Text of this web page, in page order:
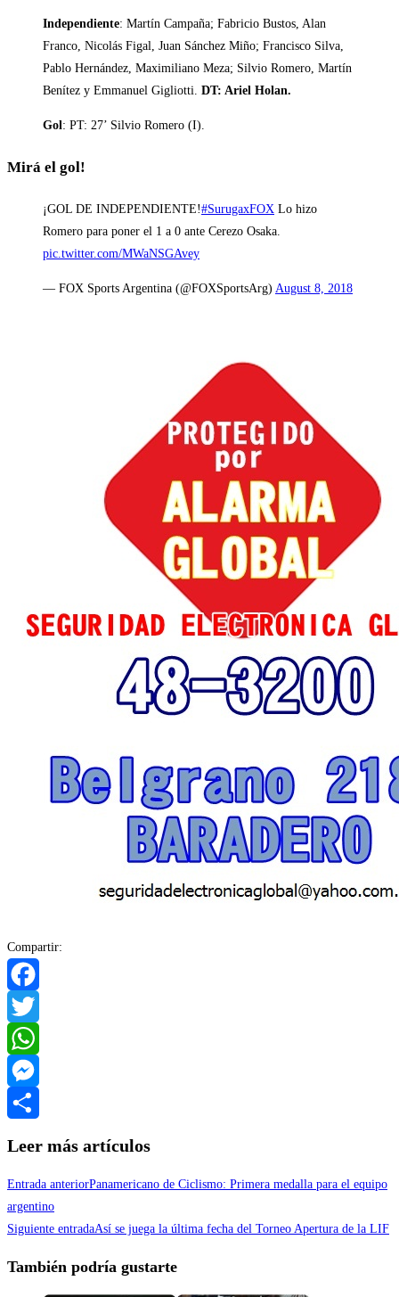
Independiente: Martín Campaña; Fabricio Bustos, Alan
Franco, Nicolás Figal, Juan Sánchez Miño; Francisco Silva,
Pablo Hernández, Maximiliano Meza; Silvio Romero, Martín
Benítez y Emmanuel Gigliotti. DT: Ariel Holan.
Gol: PT: 27’ Silvio Romero (I).
Mirá el gol!
¡GOL DE INDEPENDIENTE!#SurugaxFOX Lo hizo
Romero para poner el 1 a 0 ante Cerezo Osaka.
pic.twitter.com/MWaNSGAvey
— FOX Sports Argentina (@FOXSportsArg) August 8, 2018
Compartir:
Facebook
Twitter
WhatsApp
Messenger
Leer más artículos
Entrada anteriorPanamericano de Ciclismo: Primera medalla para el equipo
argentino
Siguiente entradaAsí se juega la última fecha del Torneo Apertura de la LIF
También podría gustarte